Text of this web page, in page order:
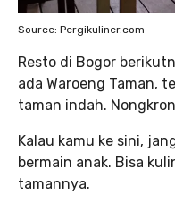
Source: Pergikuliner.com
Resto di Bogor
ada Waroeng Taman,
taman indah.
Kalau kamu ke sini,
bermain anak. Bisa
tamannya.